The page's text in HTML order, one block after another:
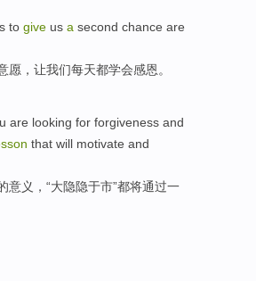
to give us a second chance are
愿 ， 让我们每天都学会感恩 。
are looking for forgiveness and
that will motivate and
意义 ，“大隐隐于市”都将通过一